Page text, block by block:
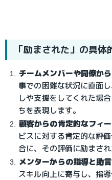
「励まされた」の具体
チームメンバーや同僚か
事での困難な状況に直面
しや支援をしてくれた場
ちを表現します。
顧客からの肯定的なフィ
ビスに対する肯定的な評
合に、その評価に励まされ
メンターからの指導と助言
スキル向上に寄与し、指